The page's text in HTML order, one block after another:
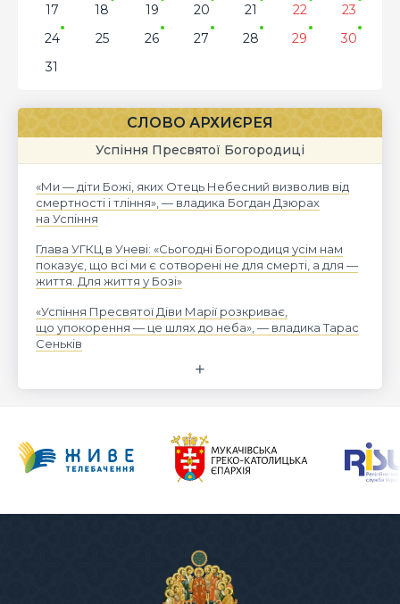
17
18 19 20 21 22
23
24
25 26 27 28 29
30
31
СЛОВО АРХИЄРЕЯ
Успіння Пресвятої Богородиці
«Ми — діти Божі, яких Отець Небесний визволив від
смертності і тління», — владика Богдан Дзюрах
на Успіння
Глава УГКЦ в Уневі: «Сьогодні Богородиця усім нам
показує, що всі ми є сотворені не для смерті, а для —
життя. Для життя у Бозі»
«Успіння Пресвятої Діви Марії розкриває,
що упокорення — це шлях до неба», — владика Тарас
Сеньків